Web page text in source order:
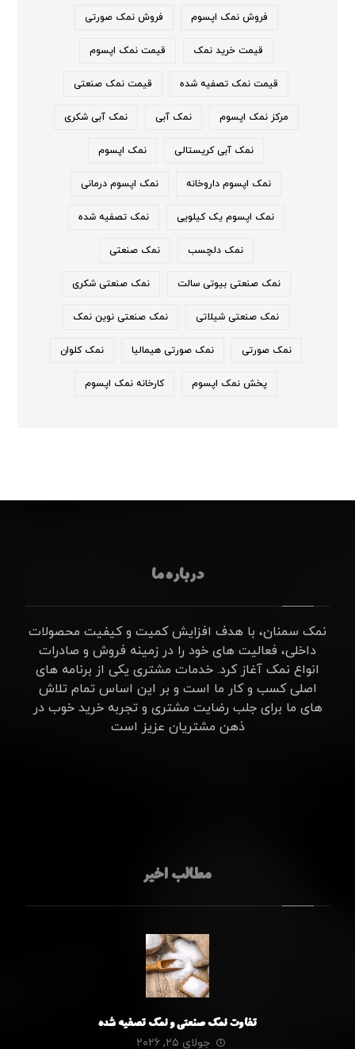
فروش نمک اپسوم فروش نمک صورتی
قیمت خرید نمک قیمت نمک اپسوم
قیمت نمک تصفیه شده قیمت نمک صنعتی
مرکز نمک اپسوم نمک آبی نمک آبی شکری
نمک آبی کریستالی نمک اپسوم
نمک اپسوم داروخانه نمک اپسوم درمانی
نمک اپسوم یک کیلویی نمک تصفیه شده
نمک دلچسب نمک صنعتی
نمک صنعتی بیوتی سالت نمک صنعتی شکری
نمک صنعتی شیلاتی نمک صنعتی نوین نمک
نمک صورتی نمک صورتی هیمالیا نمک کلوان
پخش نمک اپسوم کارخانه نمک اپسوم
درباره ما
نمک سمنان، با هدف افزایش کمیت و کیفیت محصولات
داخلی، فعالیت های خود را در زمینه فروش و صادرات
انواع نمک آغاز کرد. خدمات مشتری یکی از برنامه های
اصلی کسب و کار ما است و بر این اساس تمام تلاش
های ما برای جلب رضایت مشتری و تجربه خرید خوب در
ذهن مشتریان عزیز است
مطالب اخیر
تفاوت نمک صنعتی و نمک تصفیه شده
جولای ۲۵, ۲۰۲۶